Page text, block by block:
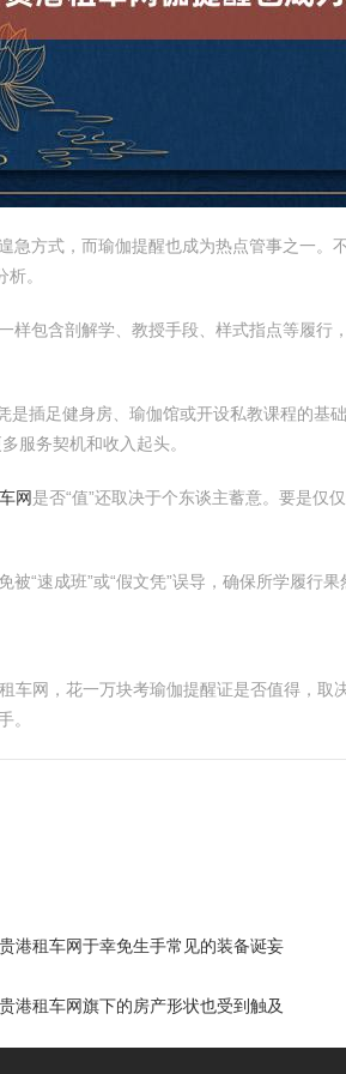
急方式，而瑜伽提醒也成为热点管事之一
。
包含剖解学、教授手段、样式指点等履行
是插足健身房、瑜伽馆或开设私教课程的基
服务契机和收入起头。
网是否“值”还取决于个东谈主蓄意。要是仅
“速成班”或“假文凭”误导，确保所学履行果
车网，花一万块考瑜伽提醒证是否值得，
。
港租车网于幸免生手常见的装备诞妄
港租车网旗下的房产形状也受到触及